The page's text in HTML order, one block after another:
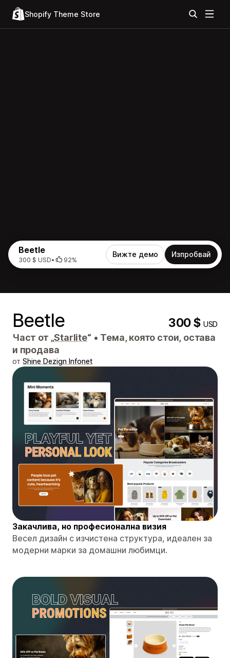
Shopify Theme Store
Beetle
300 $ USD• 92%
Вижте демо Изпробвай
Beetle 300 $USD
Част от „Starlite“ • Тема, която стои, остава
и продава
от Shine Dezign Infonet
Закачлива, но професионална визия
Весел дизайн с изчистена структура, идеален за
модерни марки за домашни любимци.